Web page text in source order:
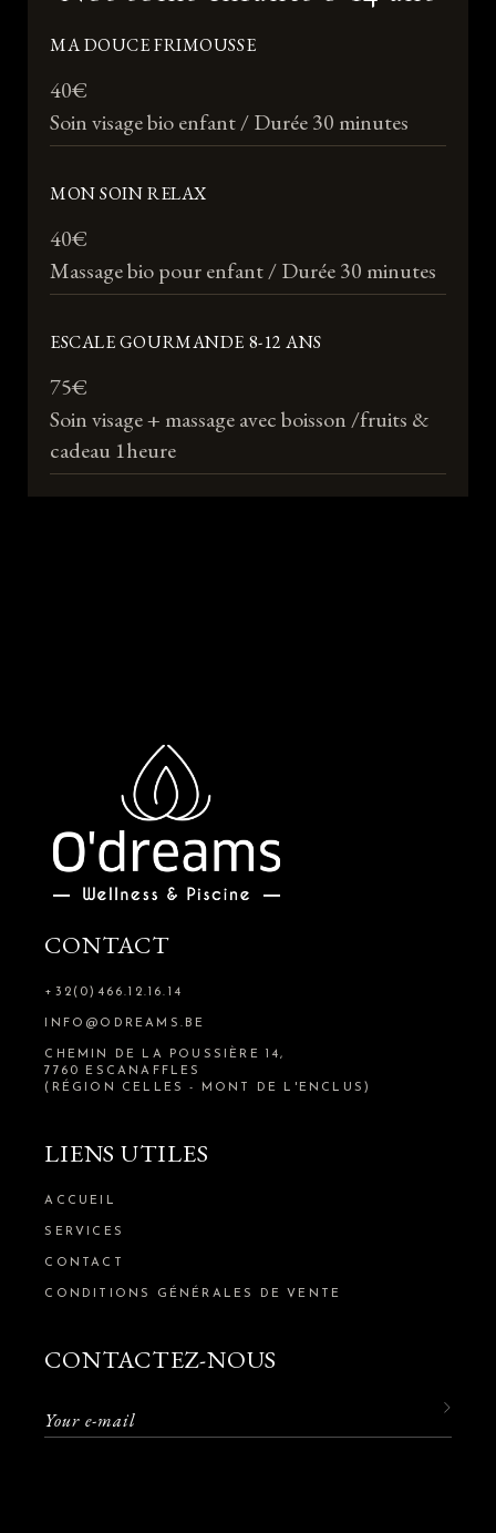
MA DOUCE FRIMOUSSE
40€
Soin visage bio enfant / Durée 30 minutes
MON SOIN RELAX
40€
Massage bio pour enfant / Durée 30 minutes
ESCALE GOURMANDE 8-12 ANS
75€
Soin visage + massage avec boisson /fruits &
cadeau 1heure
CONTACT
+32(0)466.12.16.14
INFO@ODREAMS.BE
CHEMIN DE LA POUSSIÈRE 14,
7760 ESCANAFFLES
(RÉGION CELLES - MONT DE L'ENCLUS)
LIENS UTILES
ACCUEIL
SERVICES
CONTACT
CONDITIONS GÉNÉRALES DE VENTE
CONTACTEZ-NOUS